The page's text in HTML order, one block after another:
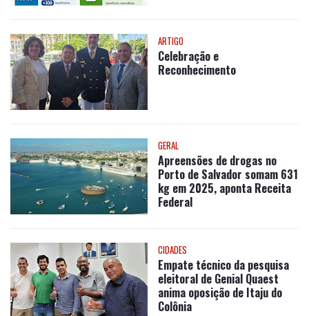
ARTIGO
Celebração e
Reconhecimento
GERAL
Apreensões de drogas no
Porto de Salvador somam 631
kg em 2025, aponta Receita
Federal
CIDADES
Empate técnico da pesquisa
eleitoral de Genial Quaest
anima oposição de Itaju do
Colônia